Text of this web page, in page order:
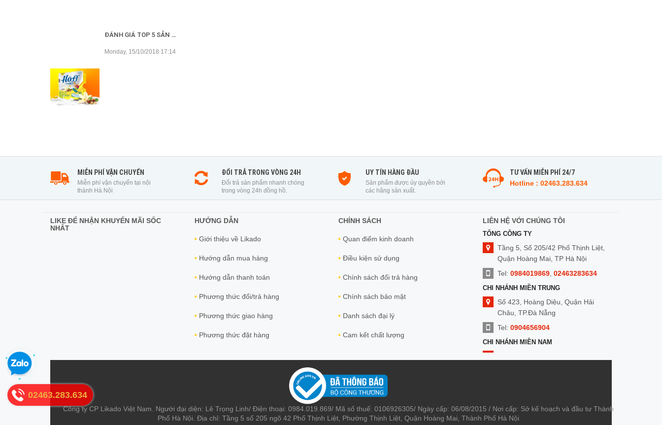
ĐÁNH GIÁ TOP 5 SẢN PHẨM VÁNG SỮA CHO BÉ TỐT NHẤT HIỆN NAY
Monday, 15/10/2018 17:14
MIỄN PHÍ VẬN CHUYỂN
Miễn phí vận chuyển tại nội
thành Hà Nội
ĐỔI TRẢ TRONG VÒNG 24H
Đổi trả sản phẩm nhanh chóng
trong vòng 24h đồng hồ.
UY TÍN HÀNG ĐẦU
Sản phẩm được ủy quyền bởi
các hãng sản xuất.
TƯ VẤN MIỄN PHÍ 24/7
Hotline : 02463.283.634
LIKE ĐỂ NHẬN KHUYẾN MÃI SỐC
NHẤT
HƯỚNG DẪN
Giới thiệu về Likado
Hướng dẫn mua hàng
Hướng dẫn thanh toán
Phương thức đổi/trả hàng
Phương thức giao hàng
Phương thức đặt hàng
CHÍNH SÁCH
Quan điểm kinh doanh
Điều kiện sử dụng
Chính sách đổi trả hàng
Chính sách bảo mật
Danh sách đại lý
Cam kết chất lượng
LIÊN HỆ VỚI CHÚNG TÔI
TỔNG CÔNG TY
Tầng 5, Số 205/42 Phố Thịnh Liệt,
Quận Hoàng Mai, TP Hà Nội
Tel: 0984019869, 02463283634
CHI NHÁNH MIỀN TRUNG
Số 423, Hoàng Diệu, Quận Hải
Châu, TP.Đà Nẵng
Tel: 0904656904
CHI NHÁNH MIỀN NAM
Công ty CP Likado Việt Nam. Người đại diện: Lê Trọng Linh/ Điện thoại: 0984.019.869/ Mã số thuế: 0106926305/ Ngày cấp: 06/08/2015 / Nơi cấp: Sở kế hoạch và đầu tư Thành
Phố Hà Nội. Địa chỉ: Tầng 5 số 205 ngõ 42 Phố Thịnh Liệt, Phường Thịnh Liệt, Quận Hoàng Mai, Thành Phố Hà Nội
02463.283.634